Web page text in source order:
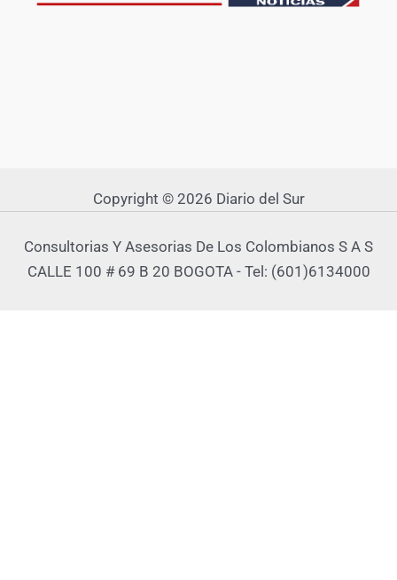
Copyright © 2026 Diario del Sur
Consultorias Y Asesorias De Los Colombianos S A S
CALLE 100 # 69 B 20 BOGOTA - Tel: (601)6134000